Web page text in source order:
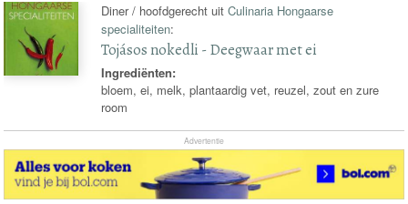
Diner / hoofdgerecht uitCulinaria Hongaarse
specialiteiten:
Tojásos nokedli - Deegwaar met ei
Ingrediënten:
bloem, ei, melk, plantaardig vet, reuzel, zout en zure
room
Advertentie